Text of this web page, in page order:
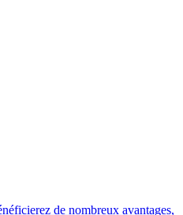
de nombreux avantages,